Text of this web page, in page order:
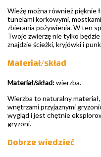
Wieżę można również pięknie
tunelami korkowymi,
zbierania pożywienia. W ten
Twoje zwierzę nie tylko
znajdzie ścieżki, kryjówki i
Materiał/skład
Materiał/skład:wierzba.
Wierzba to naturalny
wnętrzami przyjaznymi
wygląd i jest chętnie
gryzoni.
Dobrze wiedzieć